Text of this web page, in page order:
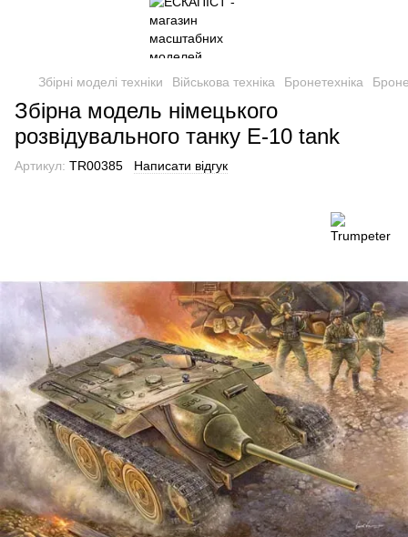
Збірні моделі техніки Військова техніка Бронетехніка
Збірна модель німецького
розвідувального танку E-10 tank
Артикул: TR00385 Написати відгук